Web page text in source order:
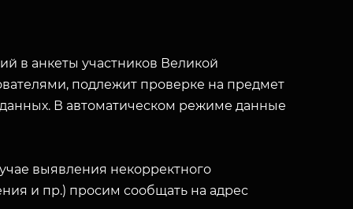
в анкеты участников Великой
подлежит проверке на предмет
В автоматическом режиме данные
выявления некорректного
и пр.) просим сообщать на адрес